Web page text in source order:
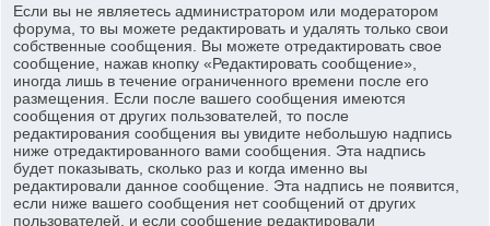
Если вы не являетесь администратором или модератором
форума, то вы можете редактировать и удалять только свои
собственные сообщения. Вы можете отредактировать свое
сообщение, нажав кнопку «Редактировать сообщение»,
иногда лишь в течение ограниченного времени после его
размещения. Если после вашего сообщения имеются
сообщения от других пользователей, то после
редактирования сообщения вы увидите небольшую надпись
ниже отредактированного вами сообщения. Эта надпись
будет показывать, сколько раз и когда именно вы
редактировали данное сообщение. Эта надпись не появится,
если ниже вашего сообщения нет сообщений от других
пользователей, и если сообщение редактировали